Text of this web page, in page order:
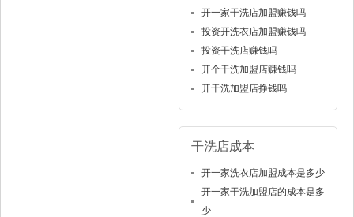
开一家干洗店加盟赚钱吗
投资开洗衣店加盟赚钱吗
投资干洗店赚钱吗
开个干洗加盟店赚钱吗
开干洗加盟店挣钱吗
干洗店成本
开一家洗衣店加盟成本是多少
开一家干洗加盟店的成本是多
少